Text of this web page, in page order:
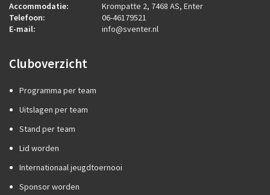
Accommodatie:
Krompatte 2, 7468 AS, Enter
Telefoon:
06-46179521
E-mail:
info@sventer.nl
Cluboverzicht
Programma per team
Uitslagen per team
Stand per team
Lid worden
Internationaal jeugdtoernooi
Sponsor worden